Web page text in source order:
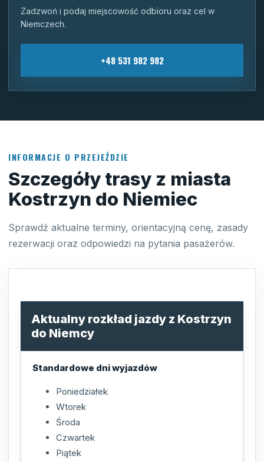
Zadzwoń i podaj miejscowość odbioru oraz cel w
Niemczech.
+48 531 982 982
INFORMACJE O PRZEJEŹDZIE
Szczegóły trasy z miasta
Kostrzyn do Niemiec
Sprawdź aktualne terminy, orientacyjną cenę, zasady
rezerwacji oraz odpowiedzi na pytania pasażerów.
Aktualny rozkład jazdy z Kostrzyn
do Niemcy
Standardowe dni wyjazdów
Poniedziałek
Wtorek
Środa
Czwartek
Piątek